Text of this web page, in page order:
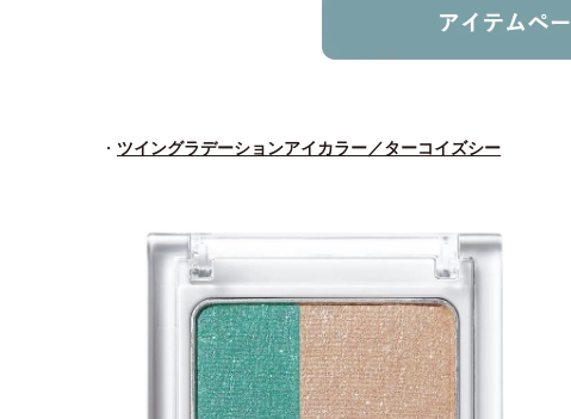
・ ツイングラデーションアイカラー／ターコイズシー